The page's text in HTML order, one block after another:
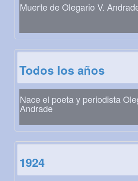
Muerte de Olegario V.
Todos los años
Nace el poeta y periodista
Andrade
1924